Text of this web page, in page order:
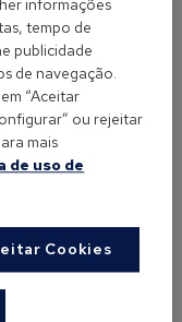
farinae as
Pelo
península há
clima é seco,
dos 50%.
informações
tempo de
publicidade
de navegação.
“Aceitar
ou rejeitar
mais
de uso de
Cookies